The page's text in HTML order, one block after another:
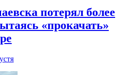
потерял более
«прокачать»